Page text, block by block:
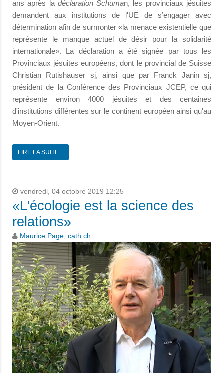
ans après la déclaration Schuman, les provinciaux jésuites
demandent aux institutions de l'UE de s’engager avec
détermination afin de surmonter «la menace existentielle que
représente le manque actuel de désir pour la solidarité
internationale». La déclaration a été signée par tous les
Provinciaux jésuites européens, dont le provincial de Suisse
Christian Rutishauser sj, ainsi que par Franck Janin sj,
président de la Conférence des Provinciaux JCEP, ce qui
représente environ 4000 jésuites et des centaines
d'institutions différentes sur le continent européen ainsi qu'au
Moyen-Orient.
LIRE LA SUITE...
vendredi, 04 octobre 2019 12:25
«L'écologie est la science des
relations»
Maurice Page, cath.ch